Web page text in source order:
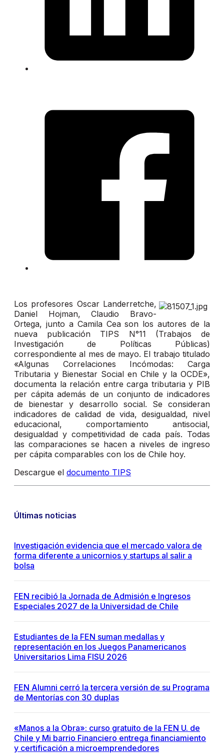
Los profesores Oscar Landerretche,
Daniel Hojman, Claudio Bravo-
Ortega, junto a Camila Cea son los autores de la
nueva publicación TIPS N°11 (Trabajos de
Investigación de Políticas Públicas)
correspondiente al mes de mayo. El trabajo titulado
«Algunas Correlaciones Incómodas: Carga
Tributaria y Bienestar Social en Chile y la OCDE»,
documenta la relación entre carga tributaria y PIB
per cápita además de un conjunto de indicadores
de bienestar y desarrollo social. Se consideran
indicadores de calidad de vida, desigualdad, nivel
educacional, comportamiento antisocial,
desigualdad y competitividad de cada país. Todas
las comparaciones se hacen a niveles de ingreso
per cápita comparables con los de Chile hoy.
Descargue el documento TIPS
Últimas noticias
Investigación evidencia que el mercado valora de
forma diferente a unicornios y startups al salir a
bolsa
FEN recibió la Jornada de Admisión e Ingresos
Especiales 2027 de la Universidad de Chile
Estudiantes de la FEN suman medallas y
representación en los Juegos Panamericanos
Universitarios Lima FISU 2026
FEN Alumni cerró la tercera versión de su Programa
de Mentorías con 30 duplas
«Manos a la Obra»: curso gratuito de la FEN U. de
Chile y Mi barrio Financiero entrega financiamiento
y certificación a microemprendedores